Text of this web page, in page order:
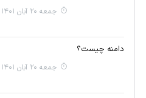
جمعه 20 آبان 1401
دامنه چیست؟
جمعه 20 آبان 1401